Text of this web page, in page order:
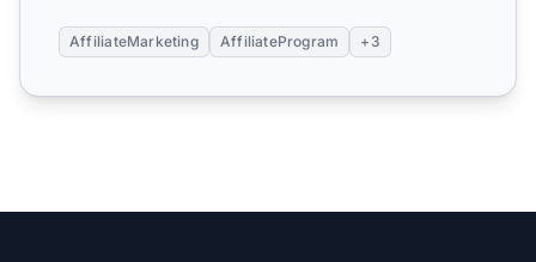
AffiliateMarketing AffiliateProgram +3